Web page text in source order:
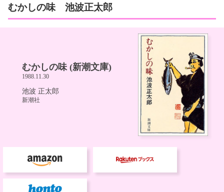
むかしの味 池波正太郎